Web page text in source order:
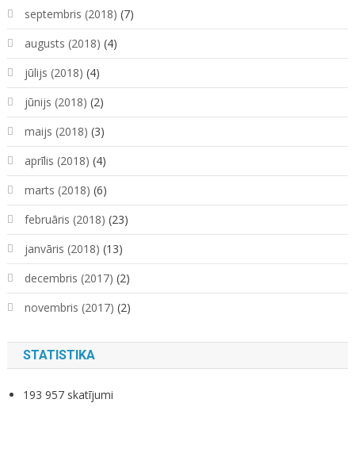
septembris (2018) (7)
augusts (2018) (4)
jūlijs (2018) (4)
jūnijs (2018) (2)
maijs (2018) (3)
aprīlis (2018) (4)
marts (2018) (6)
februāris (2018) (23)
janvāris (2018) (13)
decembris (2017) (2)
novembris (2017) (2)
STATISTIKA
193 957 skatījumi